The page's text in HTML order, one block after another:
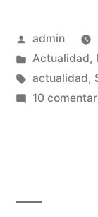
Publicado
por
admin
Publicado
en
Actualidad,
Etiquetas:
actualidad,
10